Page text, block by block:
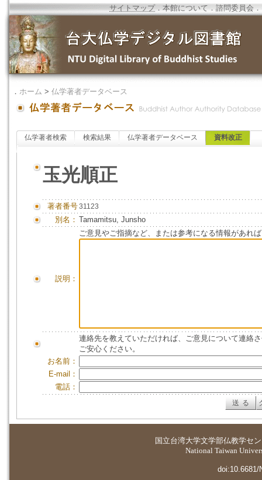
サイトマップ．本館について ．諮問委員会 ．
． ホーム > 仏学著者データベース
仏学著者検索 検索結果 仏学著者データベース 資料改正
玉光順正
著者番号31123
別名： Tamamitsu, Junsho
説明：
ご意見やご指摘など、または参考になる情報があれ
連絡先を教えていただければ、ご意見について連絡
ご安心ください。
お名前：
E-mail：
電話：
国立台湾大学文学部仏教学セ
National Taiwan
doi:10.6681/